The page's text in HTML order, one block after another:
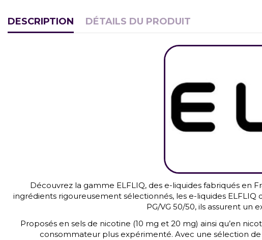
DESCRIPTION DÉTAILS DU PRODUIT
Découvrez la gamme ELFLIQ, des e-liquides fabriqués en
ingrédients rigoureusement sélectionnés, les e-liquides
PG/VG 50/50, ils assurent
Proposés en sels de nicotine (10 mg et 20 mg) ainsi qu’en
consommateur plus expérimenté. Avec une sélection